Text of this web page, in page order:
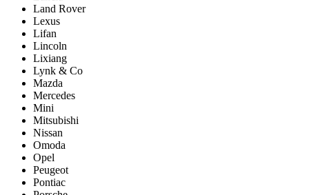
Land Rover
Lexus
Lifan
Lincoln
Lixiang
Lynk & Co
Mazda
Mercedes
Mini
Mitsubishi
Nissan
Omoda
Opel
Peugeot
Pontiac